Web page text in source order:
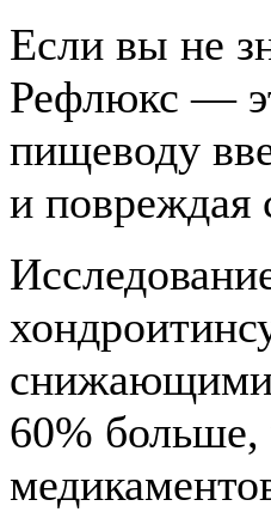
Если вы не
Рефлюкс —
пищеводу
и повреждая
снижающими
60%